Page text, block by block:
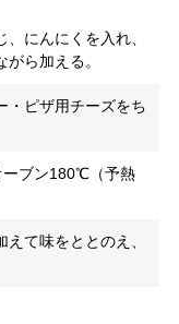
にんにくを入れ、
ら加える。
・ピザ用チーズをち
ーブン180℃（予熱
て味をととのえ、